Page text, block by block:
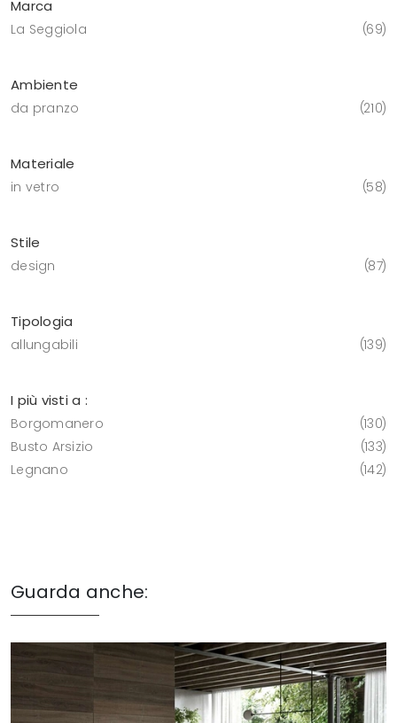
Marca
La Seggiola 69
Ambiente
da pranzo 210
Materiale
in vetro 58
Stile
design 87
Tipologia
allungabili 139
I più visti a :
Borgomanero
130
Busto Arsizio
133
Legnano
142
Guarda anche: